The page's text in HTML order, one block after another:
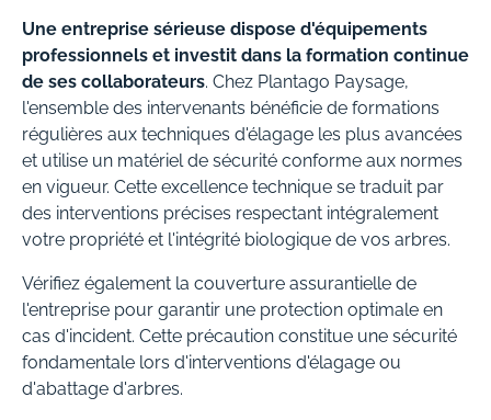
Une entreprise sérieuse dispose d'équipements
professionnels et investit dans la formation continue
de ses collaborateurs. Chez Plantago Paysage,
l'ensemble des intervenants bénéficie de formations
régulières aux techniques d'élagage les plus avancées
et utilise un matériel de sécurité conforme aux normes
en vigueur. Cette excellence technique se traduit par
des interventions précises respectant intégralement
votre propriété et l'intégrité biologique de vos arbres.
Vérifiez également la couverture assurantielle de
l'entreprise pour garantir une protection optimale en
cas d'incident. Cette précaution constitue une sécurité
fondamentale lors d'interventions d'élagage ou
d'abattage d'arbres.